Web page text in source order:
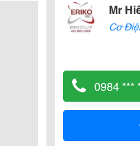
Mr
Cơ
0984 ***